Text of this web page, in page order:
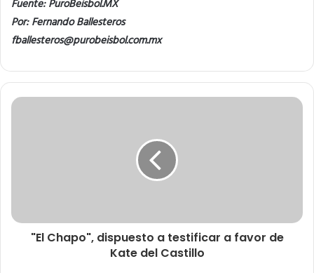
Fuente: PuroBeisbol.MX
Por: Fernando Ballesteros
fballesteros@purobeisbol.com.mx
"El Chapo", dispuesto a testificar a favor de
Kate del Castillo